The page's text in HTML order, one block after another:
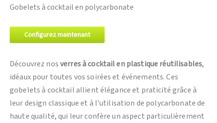
Gobelets à cocktail en polycarbonate
Configurez maintenant
Découvrez nosverres à cocktail en plastique réutilisables,
idéaux pour toutes vos soirées et événements. Ces
gobelets à cocktail allient élégance et praticité grâce à
leur design classique et à l’utilisation de polycarbonate de
haute qualité, qui leur confère un aspect particulièrement